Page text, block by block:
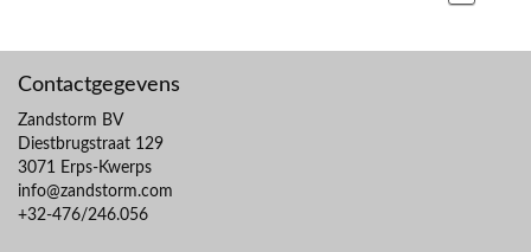
Contactgegevens
Zandstorm BV
Diestbrugstraat 129
3071 Erps-Kwerps
info@zandstorm.com
+32-476/246.056